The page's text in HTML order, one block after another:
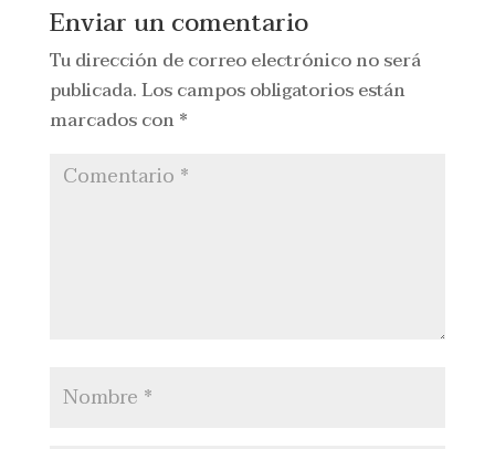
Enviar un comentario
Tu dirección de correo electrónico no será
publicada.Los campos obligatorios están
marcados con*